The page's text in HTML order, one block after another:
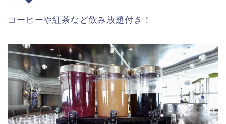
コーヒーや紅茶など飲み放題付き！